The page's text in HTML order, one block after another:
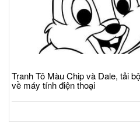
Tranh Tô Màu Chip và Dale, tải
về máy tính điện thoại